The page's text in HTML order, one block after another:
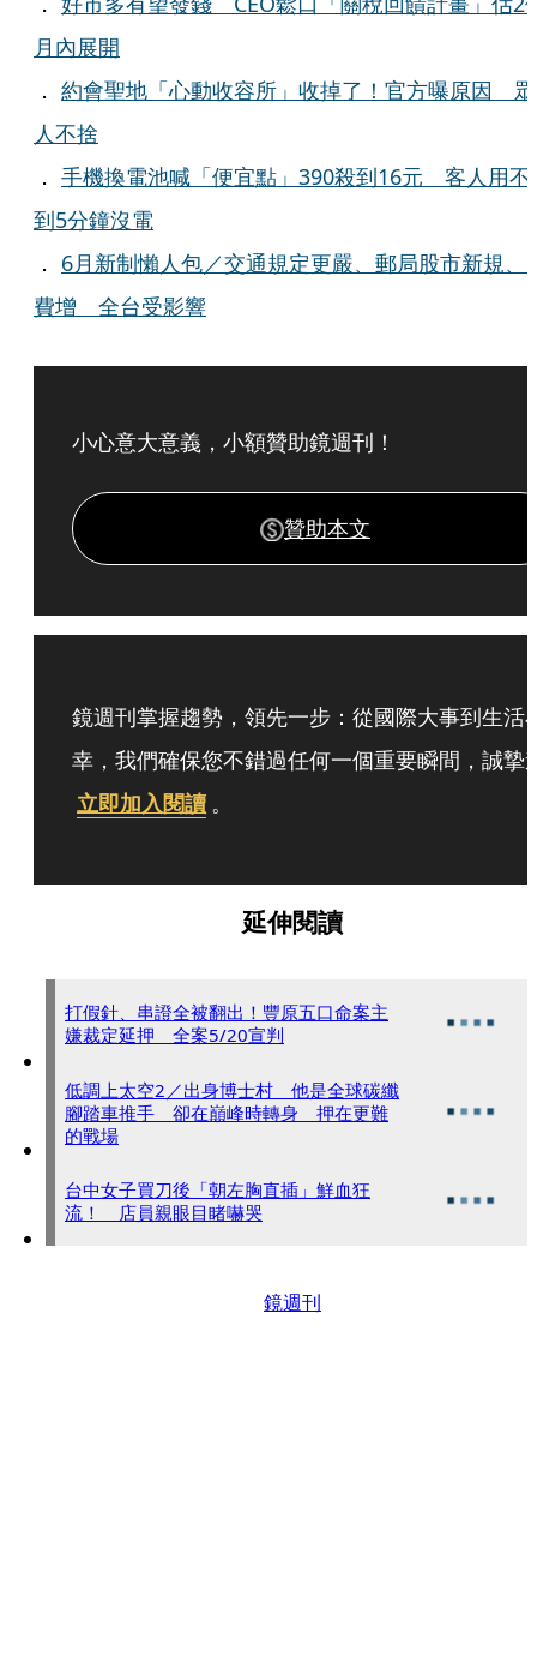
月內展開
． 約會聖地「心動收容所」收掉了！官方曝原因 眾
人不捨
． 手機換電池喊「便宜點」390殺到16元 客人用不
到5分鐘沒電
． 6月新制懶人包／交通規定更嚴、郵局股市新規、
費增 全台受影響
小心意大意義，小額贊助鏡週刊！
贊助本文
鏡週刊掌握趨勢，領先一步：從國際大事到生活
幸，我們確保您不錯過任何一個重要瞬間，誠摯
立即加入閱讀 。
延伸閱讀
打假針、串證全被翻出！豐原五口命案主
嫌裁定延押 全案5/20宣判
低調上太空2／出身博士村 他是全球碳纖
腳踏車推手 卻在巔峰時轉身 押在更難
的戰場
台中女子買刀後「朝左胸直插」鮮血狂
流！ 店員親眼目睹嚇哭
鏡週刊